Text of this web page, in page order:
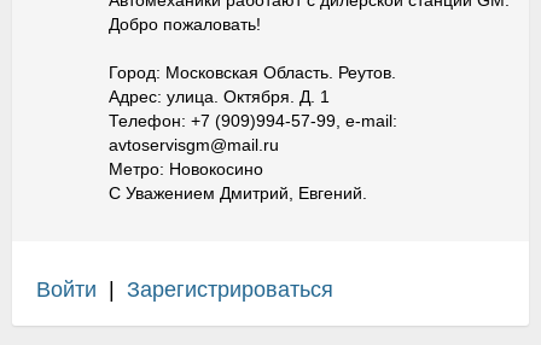
Добро пожаловать!
Город: Московская Область. Реутов.
Адрес: улица. Октября. Д. 1
Телефон: +7 (909)994-57-99, e-mail:
avtoservisgm@mail.ru
Метро: Новокосино
С Уважением Дмитрий, Евгений.
Войти Зарегистрироваться